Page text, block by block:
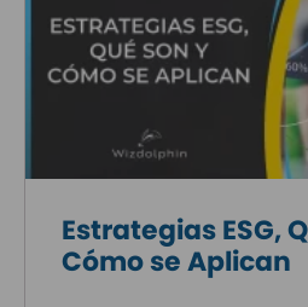
Estrategias ESG,
Cómo se Aplican